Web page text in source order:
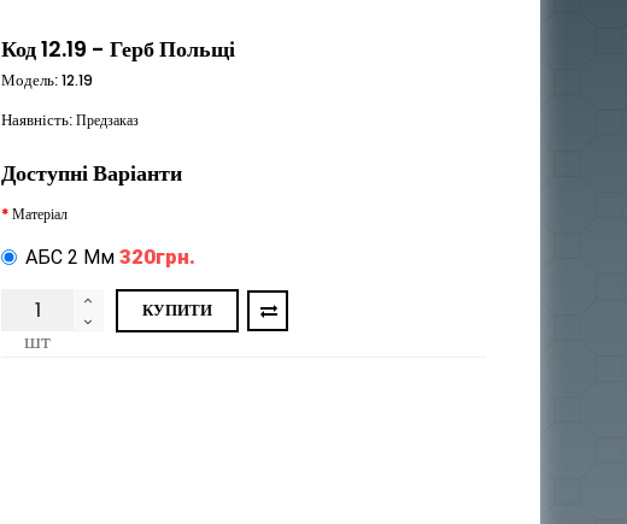
Код 12.19 - Герб Польщі
Модель:12.19
Наявність:Предзаказ
Доступні Варіанти
Матеріал
АБС 2 Мм 320грн.
шт
КУПИТИ